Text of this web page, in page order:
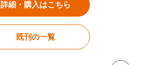
詳細・購入はこちら
既刊の一覧